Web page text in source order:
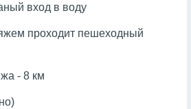
вход в воду
проходит пешеходный
- 8 км